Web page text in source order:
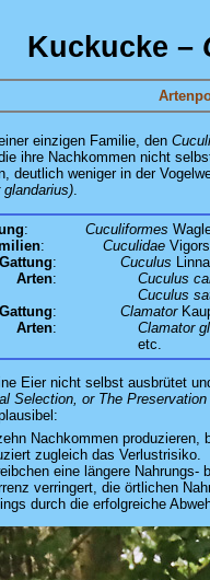
Kuckucke –
einzigen Familie, den
ihre Nachkommen nicht
deutlich weniger in der
glandarius).
: Cuculiformes
: CuculidaeVigors
Gattung: Cuculus
Arten: Cuculus
Cuculus
Gattung: Clamator
Arten: Clamator
etc.
Eier nicht selbst ausbrütet
Selection, or The
Nachkommen
zugleich das Verlustrisiko.
eine längere Nahrungs-
verringert, die örtlichen
durch die erfolgreiche